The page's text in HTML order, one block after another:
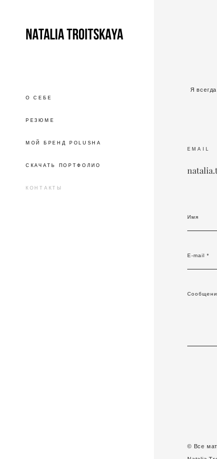
NATALIA TROITSKAYA
О СЕБЕ
РЕЗЮМЕ
МОЙ БРЕНД POLUSHA
СКАЧАТЬ ПОРТФОЛИО
КОНТАКТЫ
Я
EMAIL
Имя
E-mail *
© Все